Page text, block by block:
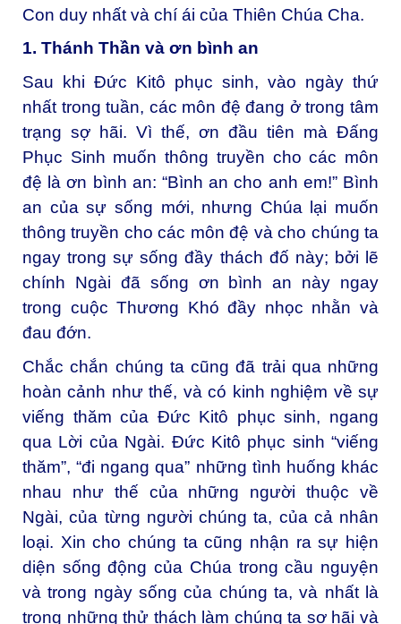
Con duy nhất và chí ái của Thiên Chúa Cha.
1. Thánh Thần và ơn bình an
Sau khi Đức Kitô phục sinh, vào ngày thứ
nhất trong tuần, các môn đệ đang ở trong tâm
trạng sợ hãi. Vì thế, ơn đầu tiên mà Đấng
Phục Sinh muốn thông truyền cho các môn
đệ là ơn bình an: “Bình an cho anh em!” Bình
an của sự sống mới, nhưng Chúa lại muốn
thông truyền cho các môn đệ và cho chúng ta
ngay trong sự sống đầy thách đố này; bởi lẽ
chính Ngài đã sống ơn bình an này ngay
trong cuộc Thương Khó đầy nhọc nhằn và
đau đớn.
Chắc chắn chúng ta cũng đã trải qua những
hoàn cảnh như thế, và có kinh nghiệm về sự
viếng thăm của Đức Kitô phục sinh, ngang
qua Lời của Ngài. Đức Kitô phục sinh “viếng
thăm”, “đi ngang qua” những tình huống khác
nhau như thế của những người thuộc về
Ngài, của từng người chúng ta, của cả nhân
loại. Xin cho chúng ta cũng nhận ra sự hiện
diện sống động của Chúa trong cầu nguyện
và trong ngày sống của chúng ta, và nhất là
trong những thử thách làm chúng ta sợ hãi và